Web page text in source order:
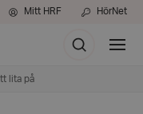
Mitt HRF HörNet
Sök
Visa
meny
lita på